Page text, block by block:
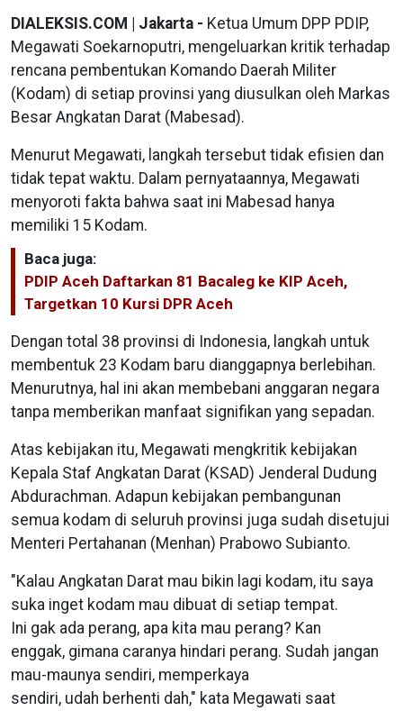
DIALEKSIS.COM | Jakarta - Ketua Umum DPP PDIP,
Megawati Soekarnoputri, mengeluarkan kritik terhadap
rencana pembentukan Komando Daerah Militer
(Kodam) di setiap provinsi yang diusulkan oleh Markas
Besar Angkatan Darat (Mabesad).
Menurut Megawati, langkah tersebut tidak efisien dan
tidak tepat waktu. Dalam pernyataannya, Megawati
menyoroti fakta bahwa saat ini Mabesad hanya
memiliki 15 Kodam.
Baca juga:
PDIP Aceh Daftarkan 81 Bacaleg ke KIP Aceh,
Targetkan 10 Kursi DPR Aceh
Dengan total 38 provinsi di Indonesia, langkah untuk
membentuk 23 Kodam baru dianggapnya berlebihan.
Menurutnya, hal ini akan membebani anggaran negara
tanpa memberikan manfaat signifikan yang sepadan.
Atas kebijakan itu, Megawati mengkritik kebijakan
Kepala Staf Angkatan Darat (KSAD) Jenderal Dudung
Abdurachman. Adapun kebijakan pembangunan
semua kodam di seluruh provinsi juga sudah disetujui
Menteri Pertahanan (Menhan) Prabowo Subianto.
"Kalau Angkatan Darat mau bikin lagi kodam, itu saya
suka inget kodam mau dibuat di setiap tempat.
Ini gak ada perang, apa kita mau perang? Kan
enggak, gimana caranya hindari perang. Sudah jangan
mau-maunya sendiri, memperkaya
sendiri, udah berhenti dah," kata Megawati saat